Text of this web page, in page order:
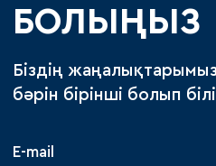
БОЛЫҢЫЗ
Біздің
бәрін бірінші болып
E-mail